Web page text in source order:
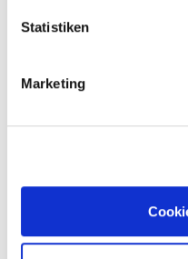
Statistiken
MarketingSie benötigen ein
umsetzen lassen?
gestaltet